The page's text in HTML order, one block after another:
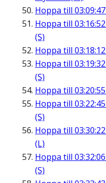
Hoppa till 03:09:47
Hoppa till 03:16:52
(S)
Hoppa till 03:18:12
Hoppa till 03:19:32
(S)
Hoppa till 03:20:55
Hoppa till 03:22:45
(S)
Hoppa till 03:30:22
(L)
Hoppa till 03:32:06
(S)